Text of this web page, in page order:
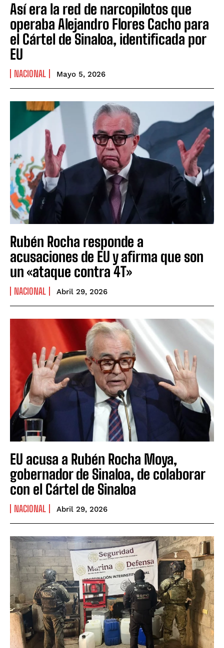
Así era la red de narcopilotos que
operaba Alejandro Flores Cacho para
el Cártel de Sinaloa, identificada por
EU
NACIONAL Mayo 5, 2026
Rubén Rocha responde a
acusaciones de EU y afirma que son
un «ataque contra 4T»
NACIONAL Abril 29, 2026
EU acusa a Rubén Rocha Moya,
gobernador de Sinaloa, de colaborar
con el Cártel de Sinaloa
NACIONAL Abril 29, 2026